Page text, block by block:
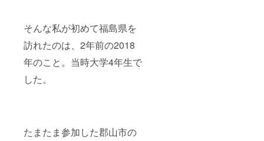
そんな私が初めて福島県を
訪れたのは、2年前の2018
年のこと。当時大学4年生で
した。
たまたま参加した郡山市の